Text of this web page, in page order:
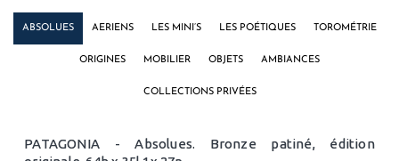
ABSOLUES AERIENS LES MINI’S LES POÉTIQUES TOROMÉTRIE
ORIGINES MOBILIER OBJETS AMBIANCES
COLLECTIONS PRIVÉES
PATAGONIA - Absolues. Bronze patiné, édition